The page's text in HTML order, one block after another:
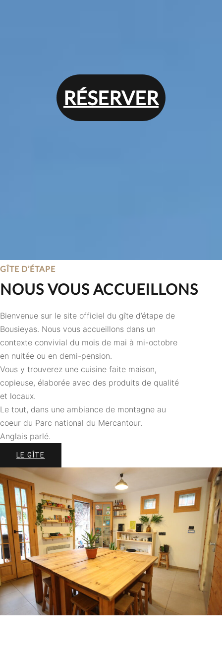
RÉSERVER
GÎTE D’ÉTAPE
NOUS VOUS ACCUEILLONS
Bienvenue sur le site officiel du gîte d’étape de
Bousieyas. Nous vous accueillons dans un
contexte convivial du mois de mai à mi-octobre
en nuitée ou en demi-pension.
Vous y trouverez une cuisine faite maison,
copieuse, élaborée avec des produits de qualité
et locaux.
Le tout, dans une ambiance de montagne au
coeur du Parc national du Mercantour.
Anglais parlé.
LE GÎTE